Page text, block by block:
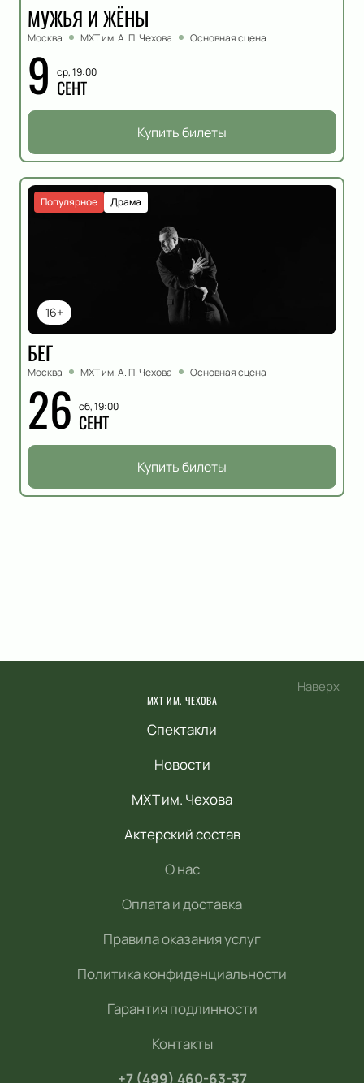
МУЖЬЯ И ЖЁНЫ
Москва МХТ им. А. П. Чехова Основная сцена
9 ср, 19:00
СЕНТ
Купить билеты
16+
Драма
Популярное
БЕГ
Москва МХТ им. А. П. Чехова Основная сцена
26 сб, 19:00
СЕНТ
Купить билеты
Наверх
МХТ ИМ. ЧЕХОВА
Спектакли
Новости
МХТ им. Чехова
Актерский состав
О нас
Оплата и доставка
Правила оказания услуг
Политика конфиденциальности
Гарантия подлинности
Контакты
+7 (499) 460-63-37